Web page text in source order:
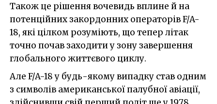
Також це рішення вочевидь вплине й на
потенційних закордонних операторів F/A-
18, які цілком розуміють, що тепер літак
точно почав заходити у зону завершення
глобального життєвого циклу.
Але F/A-18 у будь-якому випадку став одним
з символів американської палубної авіації,